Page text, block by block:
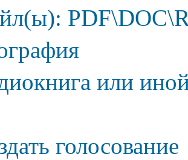
или
голосование